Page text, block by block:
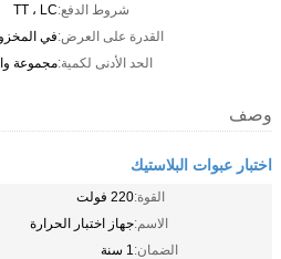
شروط الدفع:TT ، LC
القدرة على العرض:في
الحد الأدنى لكمية:مجموعة
وصف
اختبار عبوات البلاستيك
القوة:220 فولت
الاسم:جهاز اختبار الحرارة
الضمان:1 سنة